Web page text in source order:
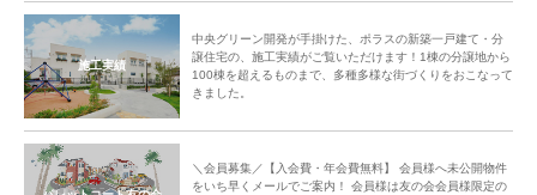
施工実績
中央グリーン開発が手掛けた、ポラスの新築一戸建て・分
譲住宅の、施工実績がご覧いただけます！1棟の分譲地から
100棟を超えるものまで、多種多様な街づくりをおこなって
きました。
＼会員募集／【入会費・年会費無料】 会員様へ未公開物件
をいち早くメールでご案内！ 会員様は友の会会員様限定の